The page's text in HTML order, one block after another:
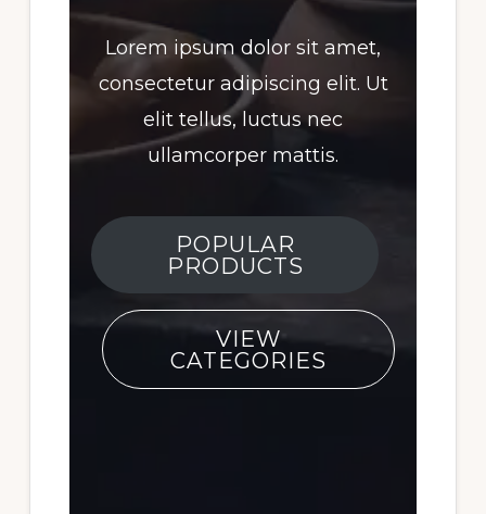
Lorem ipsum dolor sit amet,
consectetur adipiscing elit. Ut
elit tellus, luctus nec
ullamcorper mattis.
POPULAR
PRODUCTS
VIEW
CATEGORIES